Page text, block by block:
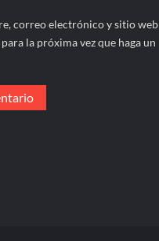
correo electrónico y sitio web
la próxima vez que haga un